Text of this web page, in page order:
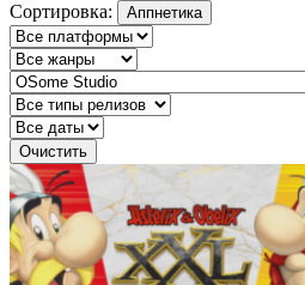
Сортировка:
Аппнетика
Очистить